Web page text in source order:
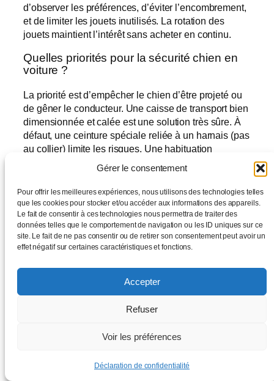
Gérer le consentement
Pour offrir les meilleures expériences, nous utilisons des technologies telles
que les cookies pour stocker et/ou accéder aux informations des appareils.
Le fait de consentir à ces technologies nous permettra de traiter des
données telles que le comportement de navigation ou les ID uniques sur ce
site. Le fait de ne pas consentir ou de retirer son consentement peut avoir un
effet négatif sur certaines caractéristiques et fonctions.
Accepter
Refuser
Voir les préférences
Déclaration de confidentialité
d’observer les préférences, d’éviter l’encombrement,
et de limiter les jouets inutilisés. La rotation des
jouets maintient l’intérêt sans acheter en continu.
Quelles priorités pour la sécurité chien en
voiture ?
La priorité est d’empêcher le chien d’être projeté ou
de gêner le conducteur. Une caisse de transport bien
dimensionnée et calée est une solution très sûre. À
défaut, une ceinture spéciale reliée à un harnais (pas
au collier) limite les risques. Une habituation
progressive aux trajets améliore aussi le confort et
leur fidélité.
www.collier-petit-chien.com